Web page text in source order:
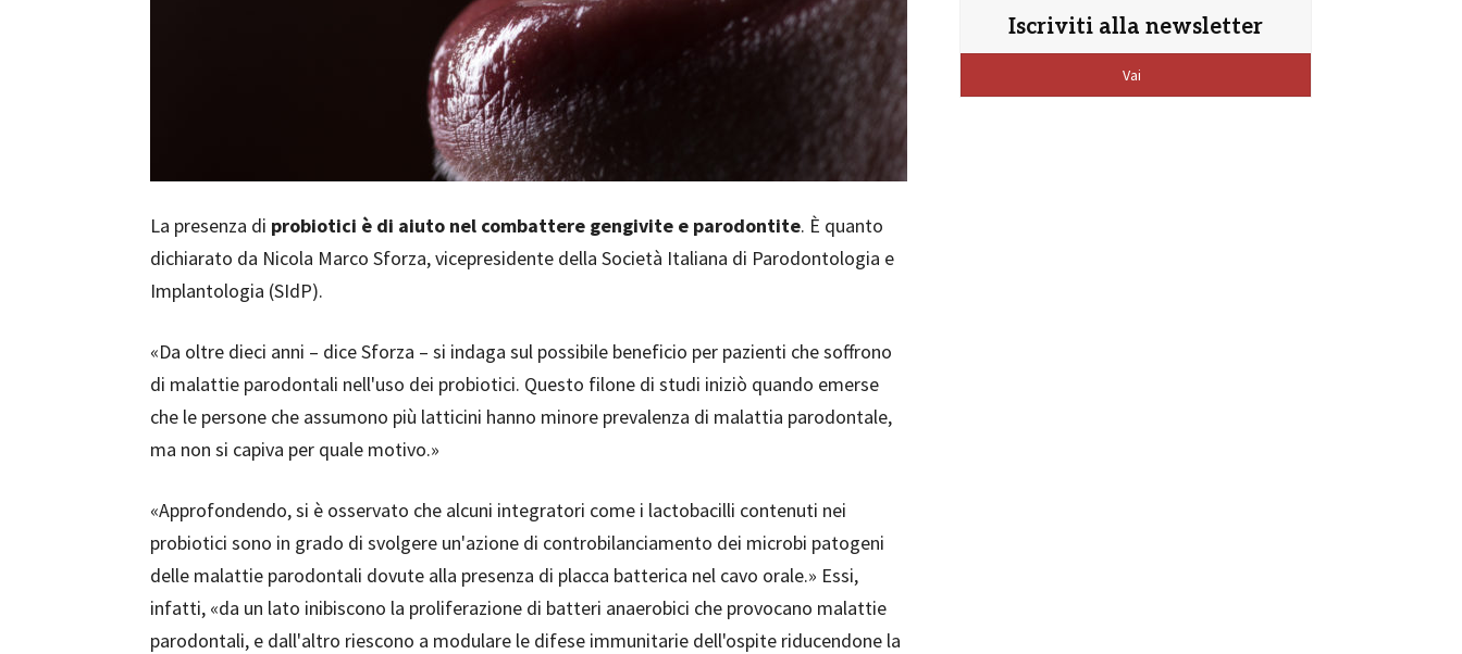
La presenza di probiotici è di aiuto nel combattere gengivite e parodontite. È quanto
dichiarato da Nicola Marco Sforza, vicepresidente della Società Italiana di Parodontologia e
Implantologia (SIdP).
«Da oltre dieci anni ­– dice Sforza – si indaga sul possibile beneficio per pazienti che soffrono
di malattie parodontali nell'uso dei probiotici. Questo filone di studi iniziò quando emerse
che le persone che assumono più latticini hanno minore prevalenza di malattia parodontale,
ma non si capiva per quale motivo.»
«Approfondendo, si è osservato che alcuni integratori come i lactobacilli contenuti nei
probiotici sono in grado di svolgere un'azione di controbilanciamento dei microbi patogeni
delle malattie parodontali dovute alla presenza di placca batterica nel cavo orale.» Essi,
infatti, «da un lato inibiscono la proliferazione di batteri anaerobici che provocano malattie
parodontali, e dall'altro riescono a modulare le difese immunitarie dell'ospite riducendone la
Iscriviti alla newsletter
Vai